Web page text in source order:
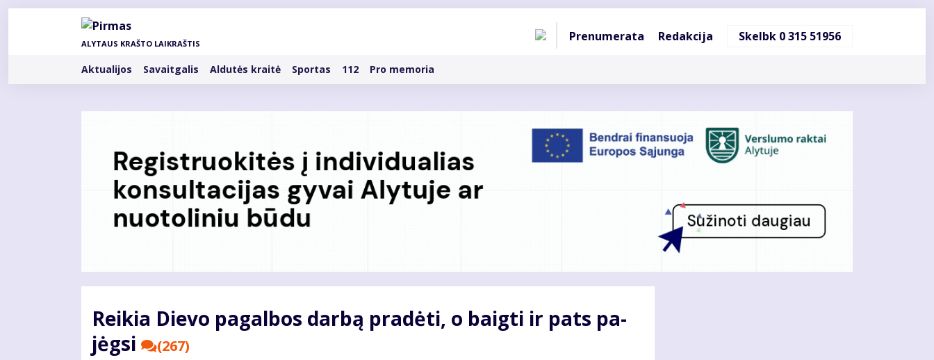
Pereiti
ALYTAUS KRAŠTO LAIKRAŠTIS
Pagrindinė
Prenumerata Redakcija Skelbk 0 315 51956
Rubrikos
Aktualijos Savaitgalis Aldutės kraitė Sportas 112 Pro memoria
Rei­kia Die­vo pa­gal­bos dar­bą pra­dė­ti, o baig­ti ir pats pa­
jėg­si
(267)